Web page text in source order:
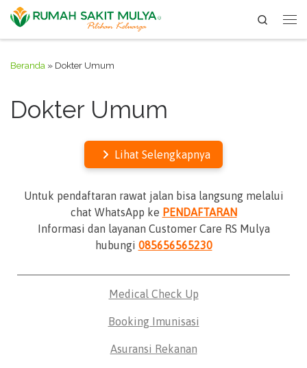
Skip to content
Search
Beranda » Dokter Umum
Dokter Umum
Lihat Selengkapnya
Untuk pendaftaran rawat jalan bisa langsung melalui
chat WhatsApp ke PENDAFTARAN
Informasi dan layanan Customer Care RS Mulya
hubungi 085656565230
Medical Check Up
Booking Imunisasi
Asuransi Rekanan